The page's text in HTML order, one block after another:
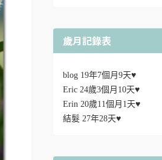
歲月記錄表
blog 19年7個月9天♥
Eric 24歲3個月10天♥
Erin 20歲11個月1天♥
結髮 27年28天♥